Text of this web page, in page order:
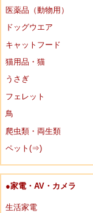
医薬品（動物用）
ドッグウエア
キャットフード
猫用品・猫
うさぎ
フェレット
鳥
爬虫類・両生類
ペット(⇒)
●家電・AV・カメラ
生活家電